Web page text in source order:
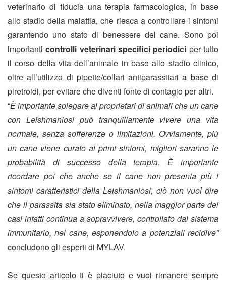
veterinario di fiducia una terapia farmacologica, in base
allo stadio della malattia, che riesca a controllare i sintomi
garantendo uno stato di benessere del cane. Sono poi
importanticontrolli veterinari specifici periodici per tutto
il corso della vita dell’animale in base allo stadio clinico,
oltre all’utilizzo di pipette/collari antiparassitari a base di
piretroidi, per evitare che diventi fonte di contagio per altri.
“È importante spiegare ai proprietari di animali che un cane
con Leishmaniosi può tranquillamente vivere una vita
normale, senza sofferenze o limitazioni. Ovviamente, più
un cane viene curato ai primi sintomi, migliori saranno le
probabilità di successo della terapia. È importante
ricordare poi che anche se il cane non presenta più i
sintomi caratteristici della Leishmaniosi, ciò non vuol dire
che il parassita sia stato eliminato, nella maggior parte dei
casi infatti continua a sopravvivere, controllato dal sistema
immunitario, nel cane, esponendolo a potenziali recidive”
concludono gli esperti di MYLAV.
Se questo articolo ti è piaciuto e vuoi rimanere sempre